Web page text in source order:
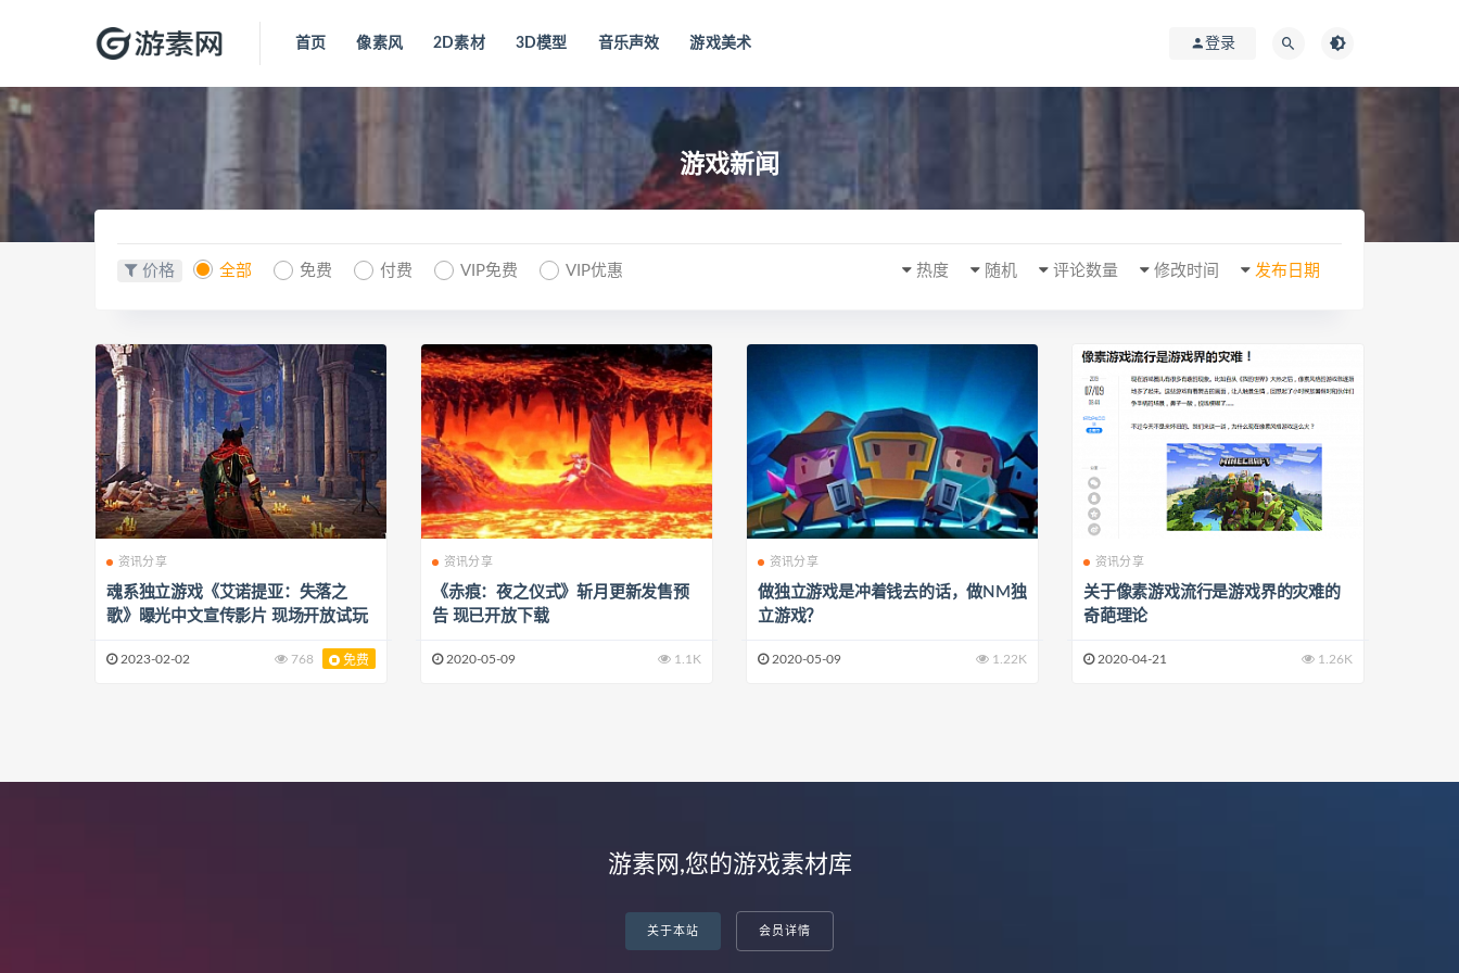
首页 像素风 2D素材 3D模型 音乐声效 游戏美术 登录
游戏新闻
价格 全部 免费 付费 VIP免费 VIP优惠 发布日期
修改时间
评论数量
随机
热度
资讯分享
魂系独立游戏《艾诺提亚：失落之
歌》曝光中文宣传影片 现场开放试玩
2023-02-02 768 免费
资讯分享
《赤痕：夜之仪式》斩月更新发售预
告 现已开放下载
2020-05-09 1.1K
资讯分享
做独立游戏是冲着钱去的话，做NM独
立游戏？
2020-05-09 1.22K
资讯分享
关于像素游戏流行是游戏界的灾难的
奇葩理论
2020-04-21 1.26K
游素网,您的游戏素材库
关于本站 会员详情